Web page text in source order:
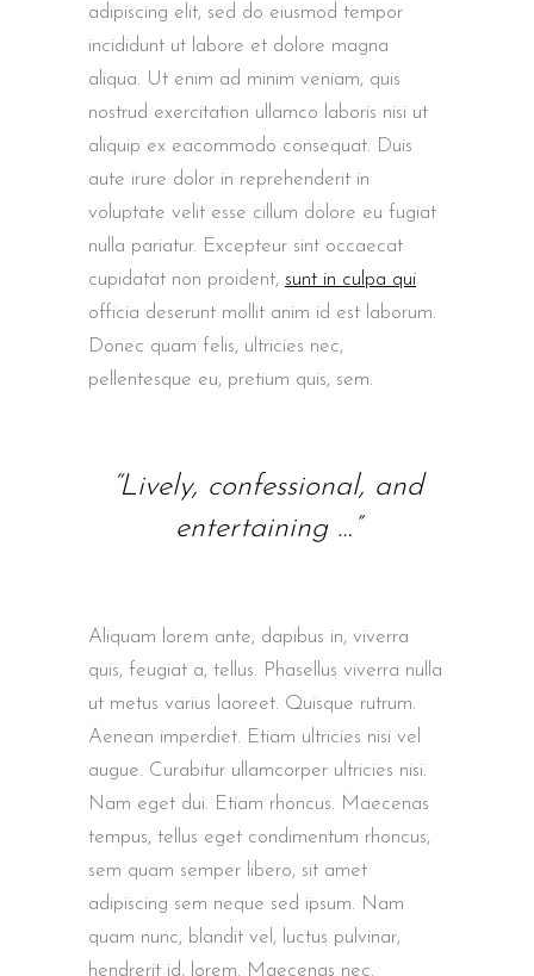
adipiscing elit, sed do eiusmod tempor
incididunt ut labore et dolore magna
aliqua. Ut enim ad minim veniam, quis
nostrud exercitation ullamco laboris nisi ut
aliquip ex eacommodo consequat. Duis
aute irure dolor in reprehenderit in
voluptate velit esse cillum dolore eu fugiat
nulla pariatur. Excepteur sint occaecat
cupidatat non proident, sunt in culpa qui
officia deserunt mollit anim id est laborum.
Donec quam felis, ultricies nec,
pellentesque eu, pretium quis, sem.
“Lively, confessional, and
entertaining …”
Aliquam lorem ante, dapibus in, viverra
quis, feugiat a, tellus. Phasellus viverra nulla
ut metus varius laoreet. Quisque rutrum.
Aenean imperdiet. Etiam ultricies nisi vel
augue. Curabitur ullamcorper ultricies nisi.
Nam eget dui. Etiam rhoncus. Maecenas
tempus, tellus eget condimentum rhoncus,
sem quam semper libero, sit amet
adipiscing sem neque sed ipsum. Nam
quam nunc, blandit vel, luctus pulvinar,
hendrerit id, lorem. Maecenas nec.